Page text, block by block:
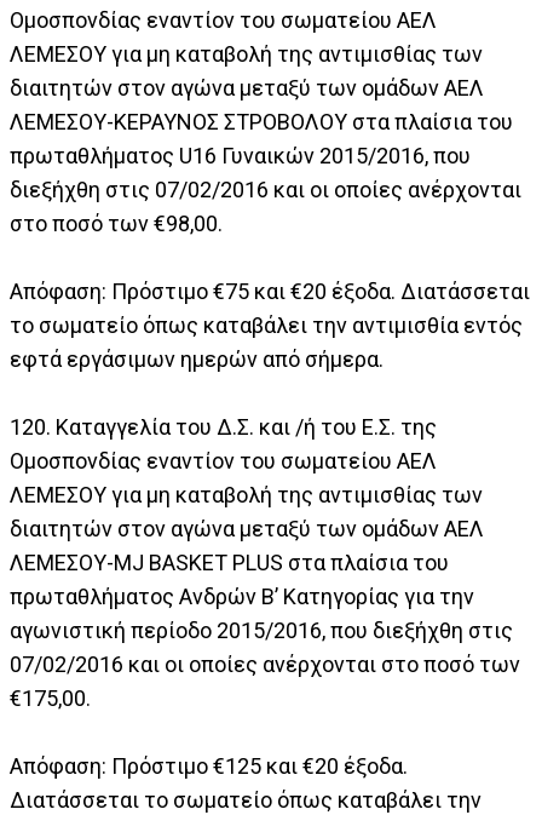
Ομοσπονδίας εναντίον του σωματείου ΑΕΛ
ΛΕΜΕΣΟΥ για μη καταβολή της αντιμισθίας των
διαιτητών στον αγώνα μεταξύ των ομάδων ΑΕΛ
ΛΕΜΕΣΟΥ-ΚΕΡΑΥΝΟΣ ΣΤΡΟΒΟΛΟΥ στα πλαίσια του
πρωταθλήματος U16 Γυναικών 2015/2016, που
διεξήχθη στις 07/02/2016 και οι οποίες ανέρχονται
στο ποσό των €98,00.
Απόφαση: Πρόστιμο €75 και €20 έξοδα. Διατάσσεται
το σωματείο όπως καταβάλει την αντιμισθία εντός
εφτά εργάσιμων ημερών από σήμερα.
120. Καταγγελία του Δ.Σ. και /ή του Ε.Σ. της
Ομοσπονδίας εναντίον του σωματείου ΑΕΛ
ΛΕΜΕΣΟΥ για μη καταβολή της αντιμισθίας των
διαιτητών στον αγώνα μεταξύ των ομάδων ΑΕΛ
ΛΕΜΕΣΟΥ-MJ BASKET PLUS στα πλαίσια του
πρωταθλήματος Ανδρών Β’ Κατηγορίας για την
αγωνιστική περίοδο 2015/2016, που διεξήχθη στις
07/02/2016 και οι οποίες ανέρχονται στο ποσό των
€175,00.
Απόφαση: Πρόστιμο €125 και €20 έξοδα.
Διατάσσεται το σωματείο όπως καταβάλει την